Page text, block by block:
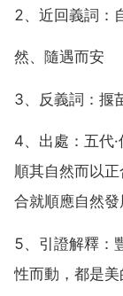
2、近回義詞：
然、隨遇而安
3、反義詞：揠
4、出處：五代
順其自然而以
合就順應自然發
5、引證解釋：
性而動，都是美